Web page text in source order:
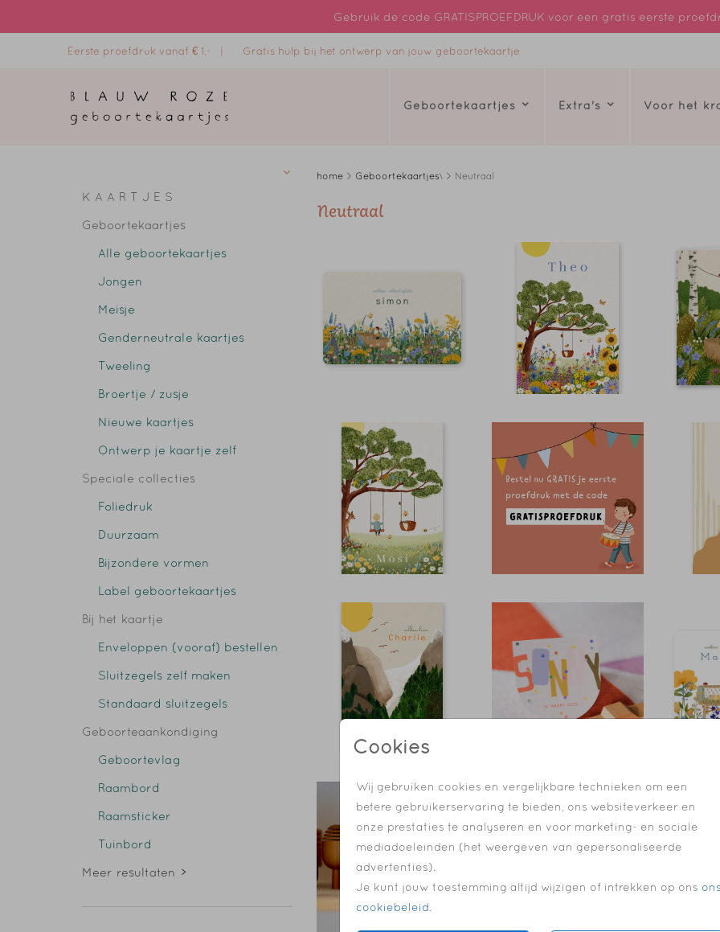
Gebruik de code GRATISPROEFDRUK voor een gratis eerste
Eerste proefdruk vanaf € 1,- | Gratis hulp bij het ontwerp van jouw geboortekaartje
Geboortekaartjes Extra's Voor het
Cookies
Wij gebruiken cookies en vergelijkbare technieken om een
betere gebruikerservaring te bieden, ons websiteverkeer en
onze prestaties te analyseren en voor marketing- en sociale
mediadoeleinden (het weergeven van gepersonaliseerde
advertenties).
Je kunt jouw toestemming altijd wijzigen of intrekken op ons
cookiebeleid.
K A A R T J E S
Geboortekaartjes
Alle geboortekaartjes
Jongen
Meisje
Genderneutrale kaartjes
Tweeling
Broertje / zusje
Nieuwe kaartjes
Ontwerp je kaartje zelf
Speciale collecties
Foliedruk
Duurzaam
Bijzondere vormen
Label geboortekaartjes
Bij het kaartje
Enveloppen (vooraf) bestellen
Sluitzegels zelf maken
Standaard sluitzegels
Geboorteaankondiging
Geboortevlag
Raambord
Raamsticker
Tuinbord
Meer resultaten
home > Geboortekaartjes\ > Neutraal
Neutraal